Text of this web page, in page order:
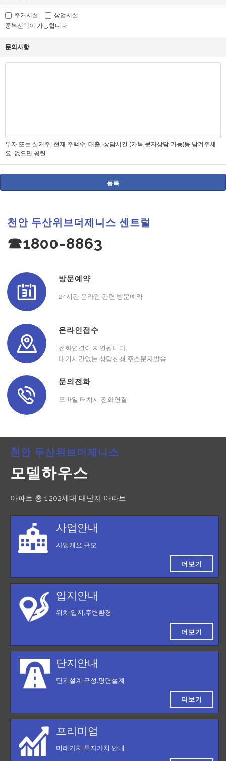
주거시설
상업시설
중복선택이 가능합니다.
문의사항
투자 또는 실거주, 현재 주택수, 대출, 상담시간 (카톡,문자상담 가능)등 남겨주세
요. 없으면 공란
천안 두산위브더제니스 센트럴
☎1800-8863
방문예약
24시간 온라인 간편 방문예약
온라인접수
전화연결이 지연됩니다.
대기시간없는 상담신청,주소문자발송
문의전화
모바일 터치시 전화연결
천안 두산위브더제니스
모델하우스
아파트 총 1,202세대 대단지 아파트
사업안내
사업개요,규모
더보기
입지안내
위치,입지,주변환경
더보기
단지안내
단지설계,구성,평면설계
더보기
프리미엄
미래가치,투자가치 안내